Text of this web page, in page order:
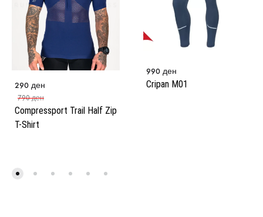
Compressport Trail Half Zip
T-Shirt
290 ден
790ден
Cripan M01
990 ден